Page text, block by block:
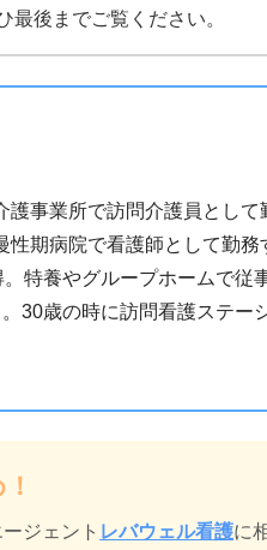
後までご覧ください。
護事業所で訪問介護員として
期病院で看護師として勤務
特養やグループホームで従
30歳の時に訪問看護ステー
ジェント レバウェル看護に